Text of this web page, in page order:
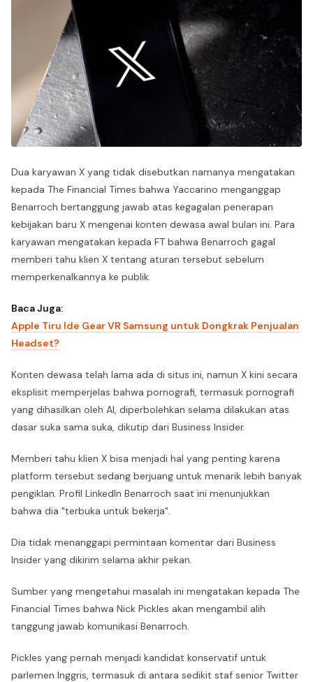
Dua karyawan X yang tidak disebutkan namanya mengatakan
kepada The Financial Times bahwa Yaccarino menganggap
Benarroch bertanggung jawab atas kegagalan penerapan
kebijakan baru X mengenai konten dewasa awal bulan ini. Para
karyawan mengatakan kepada FT bahwa Benarroch gagal
memberi tahu klien X tentang aturan tersebut sebelum
memperkenalkannya ke publik.
Baca Juga:
Apple Tiru Ide Gear VR Samsung untuk Dongkrak Penjualan
Headset?
Konten dewasa telah lama ada di situs ini, namun X kini secara
eksplisit memperjelas bahwa pornografi, termasuk pornografi
yang dihasilkan oleh AI, diperbolehkan selama dilakukan atas
dasar suka sama suka, dikutip dari Business Insider.
Memberi tahu klien X bisa menjadi hal yang penting karena
platform tersebut sedang berjuang untuk menarik lebih banyak
pengiklan. Profil LinkedIn Benarroch saat ini menunjukkan
bahwa dia "terbuka untuk bekerja".
Dia tidak menanggapi permintaan komentar dari Business
Insider yang dikirim selama akhir pekan.
Sumber yang mengetahui masalah ini mengatakan kepada The
Financial Times bahwa Nick Pickles akan mengambil alih
tanggung jawab komunikasi Benarroch.
Pickles yang pernah menjadi kandidat konservatif untuk
parlemen Inggris, termasuk di antara sedikit staf senior Twitter